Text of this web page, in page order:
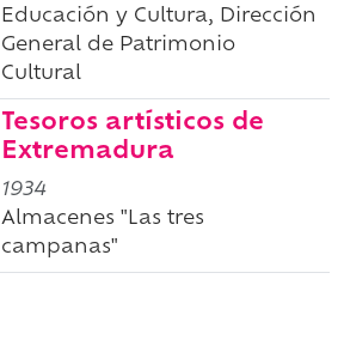
Educación y Cultura, Dirección
General de Patrimonio
Cultural
Tesoros artísticos de
Extremadura
1934
Almacenes "Las tres
campanas"